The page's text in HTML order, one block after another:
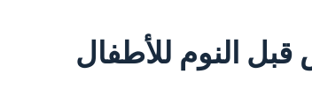
النوم للأطفال